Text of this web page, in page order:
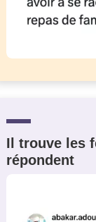
Il trouve les
répondent